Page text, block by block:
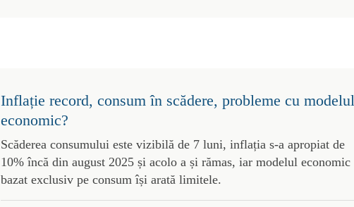
Inflație record, consum în scădere, probleme cu modelul
economic?
Scăderea consumului este vizibilă de 7 luni, inflația s-a apropiat de
10% încă din august 2025 și acolo a și rămas, iar modelul economic
bazat exclusiv pe consum își arată limitele.